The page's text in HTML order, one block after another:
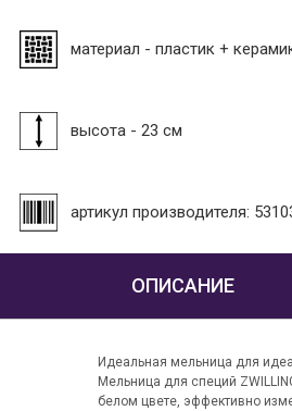
материал - пластик +
высота - 23 см
артикул производителя:
ОПИСАНИЕ
Идеальная мельница для
Мельница для специй
белом цвете, эффективно